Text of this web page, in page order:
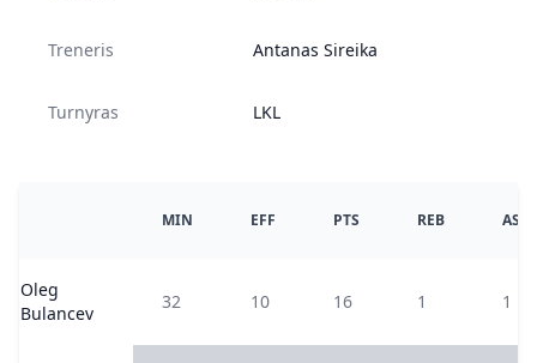
Treneris Antanas Sireika
Turnyras LKL
MIN EFF PTS REB AS
Oleg
Bulancev
32 10 16 1 1